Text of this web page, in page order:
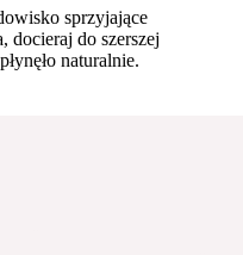
sprzyjające
docieraj do szerszej
naturalnie.